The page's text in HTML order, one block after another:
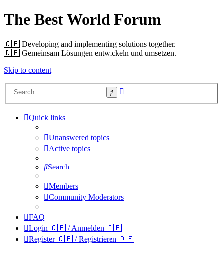
The Best World Forum
🇬🇧️ Developing and implementing solutions together.
🇩🇪️ Gemeinsam Lösungen entwickeln und umsetzen.
Skip to content
Search
Quick links
Unanswered topics
Active topics
Search
Members
Community Moderators
FAQ
Login 🇬🇧 / Anmelden 🇩🇪
Register 🇬🇧 / Registrieren 🇩🇪